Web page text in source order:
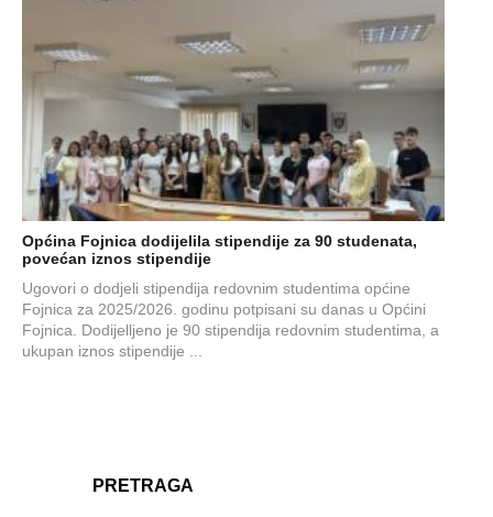
Općina Fojnica dodijelila stipendije za 90 studenata,
povećan iznos stipendije
Ugovori o dodjeli stipendija redovnim studentima općine
Fojnica za 2025/2026. godinu potpisani su danas u Općini
Fojnica. Dodijelljeno je 90 stipendija redovnim studentima, a
ukupan iznos stipendije ...
PRETRAGA